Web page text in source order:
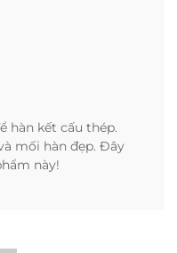
hàn kết cấu thép.
mối hàn đẹp. Đây
này!